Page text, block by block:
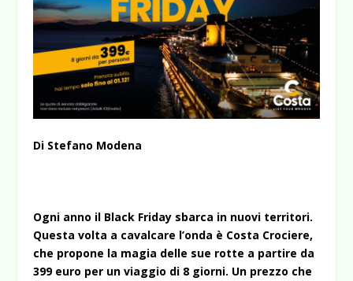
Di Stefano Modena
Ogni anno il Black Friday sbarca in nuovi territori.
Questa volta a cavalcare l’onda è Costa Crociere,
che propone la magia delle sue rotte a partire da
399 euro per un viaggio di 8 giorni. Un prezzo che